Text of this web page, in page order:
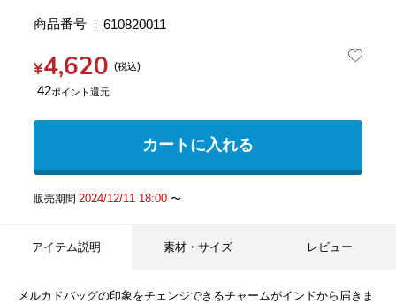
商品番号 610820011
¥4,620 税込
42
カートに入れる
販売期間 2024/12/11 18:00〜
アイテム説明 素材・サイズ レビュー
メルカドバッグの印象をチェンジできるチャームがインドから届きま